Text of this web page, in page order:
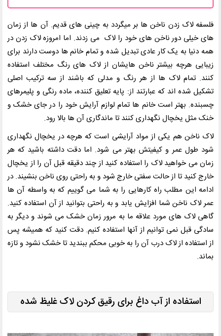
فلسفه لاک زدن ناخن ها بر میگردد به چینی های قدیم. آن ها از زمان
های خیلی دور ناخن های خود را لاک می زدند. اما امروزه لاک زدن در
همه دنیا به یک کار عادی تبدیل شده و تمام خانم ها دوست دارند برای
زیبایی هرچه بیشتر ناخن هایشان از لاک های رنگ مختلف استفاده
کنند. تمام لاک ها از هر رنگ و مدلی که باشند از سه ترکیب اصلی
تشکیل شده اند که عبارتند از: پایه تعلیق کننده، ماده رنگی و پلیمرهای
چسبنده. بهتر است خانم ها تمام لوازم آرایش خود را در جای خشک و
خنک مثل یخچال نگهداری کنند تا ماندگاری آن ها بالا رود.
لاک ناخن هم یکی از مواد آرایشی است که هرچه در یخچال نگهداری
شود طول عمر و کیفیتش بهتر می شود. اما دقت داشته باشید که هر
زمان می خواهید لاک را استفاده کنید از چند دقیقه قبل آن را از یخچال
خارج کنید تا از حالت سفتی خارج شود و به راحتی روی ناخن بنشیند. در
ادامه این مطلب راه کارهایی را به شما می گوییم که به واسطه آن ها
عمر لاک ناخن شما افزایش یابد و به راحتی بتوانید از آن استفاده کنید.
گاهی لاک های مورد علاقه ما به مرور زمان خشک می شوند و دیگر به
سادگی قبل نمی توانیم از آنها استفاده کنیم. دقت کنید که همیشه پس
از استفاده از لاک درب آن را به خوبی محکم ببندید تا خشک نشود و تازه
بماند.
استفاده از آب داغ برای رقیق کردن لاک غلیظ شده